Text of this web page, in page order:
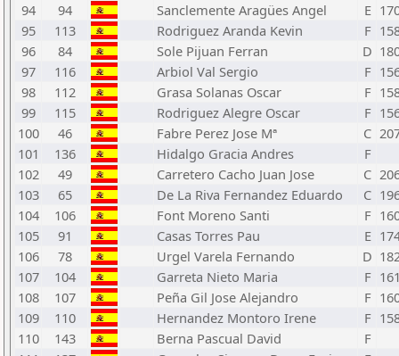
94
94 Sanclemente Aragües Angel E
95
113 Rodriguez Aranda Kevin F
96
84 Sole Pijuan Ferran D
97
116 Arbiol Val Sergio F
98
112 Grasa Solanas Oscar F
99
115 Rodriguez Alegre Oscar F
100
46 Fabre Perez Jose Mª C
101
136 Hidalgo Gracia Andres
F
102
49 Carretero Cacho Juan Jose C
103
65 De La Riva Fernandez Eduardo C
104
106 Font Moreno Santi F
105
91 Casas Torres Pau E
106
78 Urgel Varela Fernando D
107
104 Garreta Nieto Maria F
108
107 Peña Gil Jose Alejandro F
109
110 Hernandez Montoro Irene F
110
143 Berna Pascual David
F